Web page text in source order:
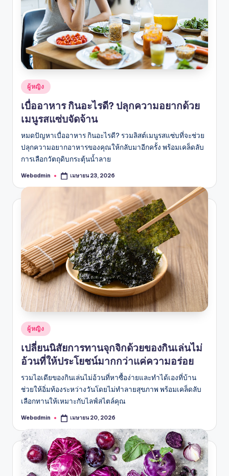
Posted
in
ผู้หญิง
เบื่ออาหาร กินอะไรดี? ปลุกความอยากด้วย
เมนูรสแซ่บจัดจ้าน
หมดปัญหาเบื่ออาหาร กินอะไรดี? รวมลิสต์เมนูรสแซ่บที่จะช่วย
ปลุกความอยากอาหารของคุณให้กลับมาอีกครั้ง พร้อมเคล็ดลับ
การเลือกวัตถุดิบกระตุ้นน้ำลาย
Posted
Webadmin เมษายน 23, 2026
Posted
in
ผู้หญิง
เปลี่ยนนิสัยการทานจุกจิกด้วยของกินเล่นไม่
อ้วนที่ให้ประโยชน์มากกว่าแค่ความอร่อย
รวมไอเดียของกินเล่นไม่อ้วนที่หาซื้อง่ายและทำได้เองที่บ้าน
ช่วยให้อิ่มท้องระหว่างวันโดยไม่ทำลายสุขภาพ พร้อมเคล็ดลับ
เลือกทานให้เหมาะกับไลฟ์สไตล์คุณ
Posted
Webadmin เมษายน 20, 2026